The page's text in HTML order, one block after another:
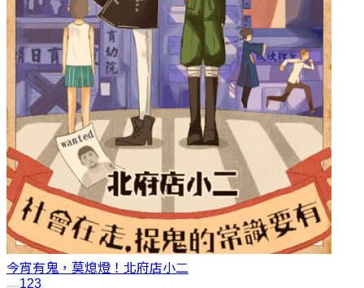
今宵有鬼，莫熄燈！ 北府店小二
123